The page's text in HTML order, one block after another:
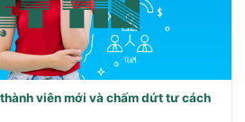
viên mới và chấm dứt tư cách